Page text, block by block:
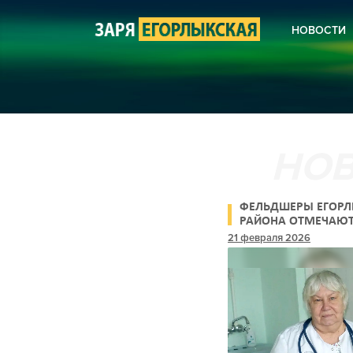
НОВОСТИ
ПОЭЗИЯ
ФЕЛЬДШЕРЫ
РАЙОНА
21 февраля 2026